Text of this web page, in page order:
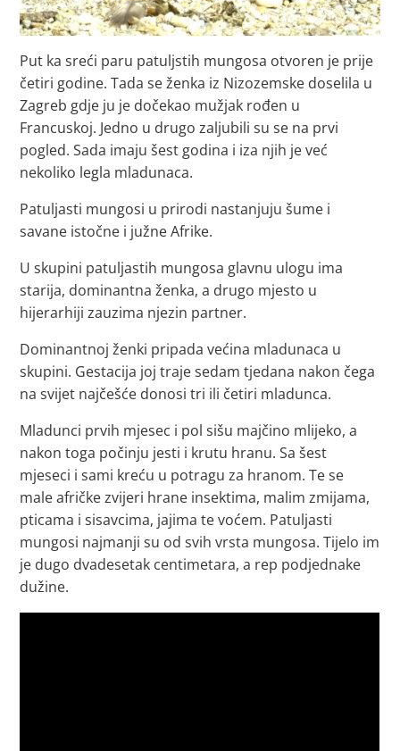
Put ka sreći paru patuljstih mungosa otvoren je prije
četiri godine. Tada se ženka iz Nizozemske doselila u
Zagreb gdje ju je dočekao mužjak rođen u
Francuskoj. Jedno u drugo zaljubili su se na prvi
pogled. Sada imaju šest godina i iza njih je već
nekoliko legla mladunaca.
Patuljasti mungosi u prirodi nastanjuju šume i
savane istočne i južne Afrike.
U skupini patuljastih mungosa glavnu ulogu ima
starija, dominantna ženka, a drugo mjesto u
hijerarhiji zauzima njezin partner.
Dominantnoj ženki pripada većina mladunaca u
skupini. Gestacija joj traje sedam tjedana nakon čega
na svijet najčešće donosi tri ili četiri mladunca.
Mladunci prvih mjesec i pol sišu majčino mlijeko, a
nakon toga počinju jesti i krutu hranu. Sa šest
mjeseci i sami kreću u potragu za hranom. Te se
male afričke zvijeri hrane insektima, malim zmijama,
pticama i sisavcima, jajima te voćem. Patuljasti
mungosi najmanji su od svih vrsta mungosa. Tijelo im
je dugo dvadesetak centimetara, a rep podjednake
dužine.